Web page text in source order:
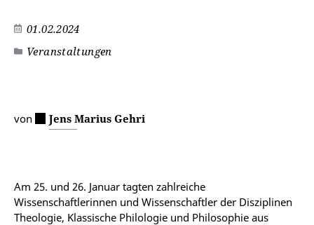
01.02.2024
Veranstaltungen
von Jens Marius Gehri
Am 25. und 26. Januar tagten zahlreiche
Wissenschaftlerinnen und Wissenschaftler der Disziplinen
Theologie, Klassische Philologie und Philosophie aus